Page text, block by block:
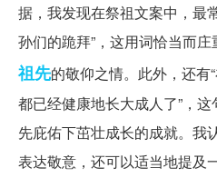
据，我发现在祭祖文案中，最
孙们的跪拜”，这用词恰当而
祖先的敬仰之情。此外，还有
都已经健康地长大成人了”，
先庇佑下茁壮成长的成就。我
表达敬意，还可以适当地提及